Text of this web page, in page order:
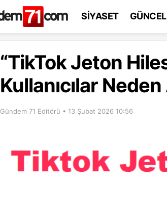
SİYASET GÜNCEL
“TikTok Jeton
Kullanıcılar
Gündem 71 Editörü • 13 Şubat 2026 10:56